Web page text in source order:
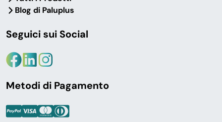
Blog di Paluplus
Seguici sui Social
Metodi di Pagamento